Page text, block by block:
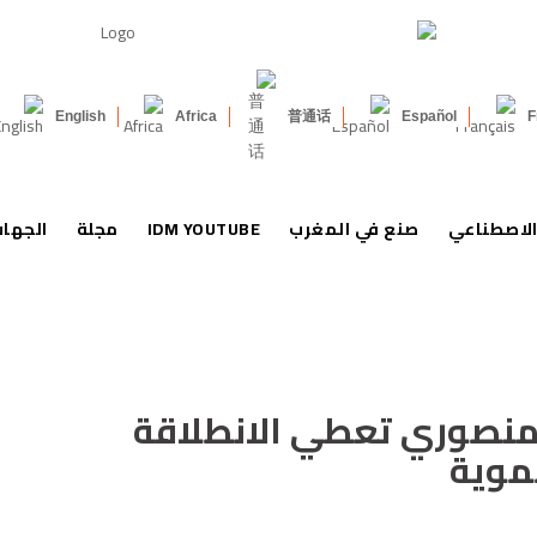
Español
普通话
Africa
English
صنع في المغرب IDM YOUTUBE مجلة
تعطي الانطلاقة